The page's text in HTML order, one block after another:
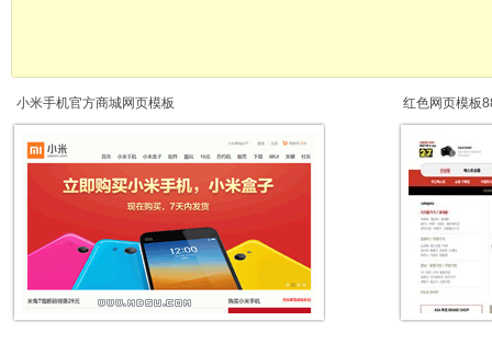
小米手机官方商城网页模板 红色网页模板